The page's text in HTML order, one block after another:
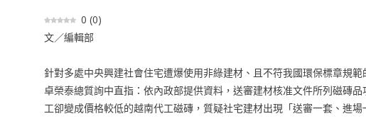
0 (0)
文／編輯部
針對多處中央興建社會住宅遭爆使用非綠建材、且不符我國環保標章規
卓榮泰總質詢中直指：依內政部提供資料，送審建材核准文件所列磁磚
工卻變成價格較低的越南代工磁磚，質疑社宅建材出現「送審一套、進